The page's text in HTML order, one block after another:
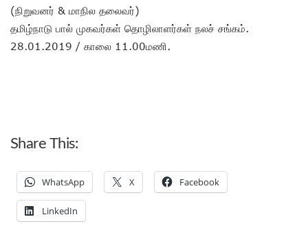
(நிறுவனர் & மாநில தலைவர்)
தமிழ்நாடு பால் முகவர்கள் தொழிலாளர்கள் நலச் சங்கம்.
28.01.2019 / காலை 11.00மணி.
Share This:
WhatsApp X Facebook
LinkedIn